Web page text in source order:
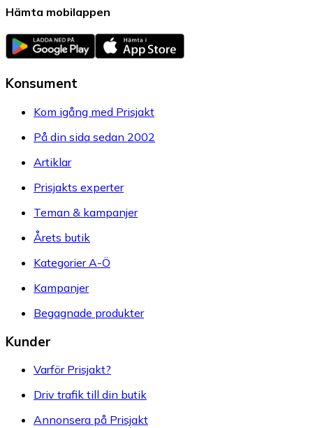
Hämta mobilappen
Konsument
Kom igång med Prisjakt
På din sida sedan 2002
Artiklar
Prisjakts experter
Teman & kampanjer
Årets butik
Kategorier A-Ö
Kampanjer
Begagnade produkter
Kunder
Varför Prisjakt?
Driv trafik till din butik
Annonsera på Prisjakt